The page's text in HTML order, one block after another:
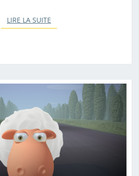
LIRE LA SUITE